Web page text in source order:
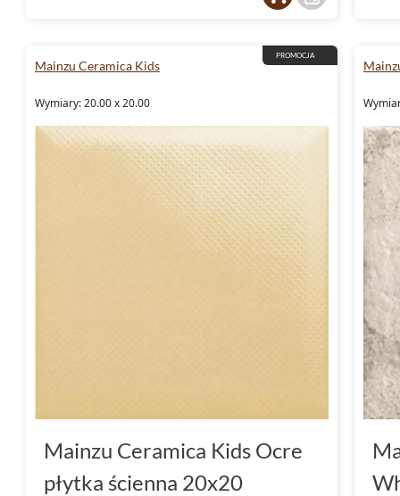
PROMOCJA
Mainzu Ceramica Kids
Wymiary: 20.00 x 20.00
Mainzu Ceramica Kids Ocre
płytka ścienna 20x20